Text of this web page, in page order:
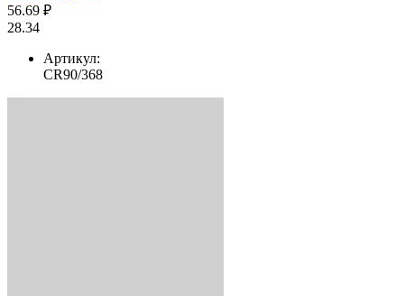
56.69 ₽
28.34
Артикул:
CR90/368